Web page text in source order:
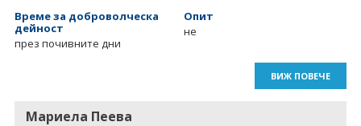
Време за доброволческа
дейност
през почивните дни
Опит
не
ВИЖ ПОВЕЧЕ
Мариела Пеева